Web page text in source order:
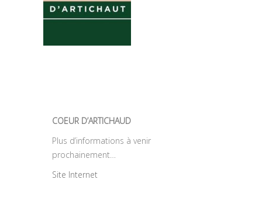
COEUR D’ARTICHAUD
Plus d’informations à venir
prochainement…
Site Internet